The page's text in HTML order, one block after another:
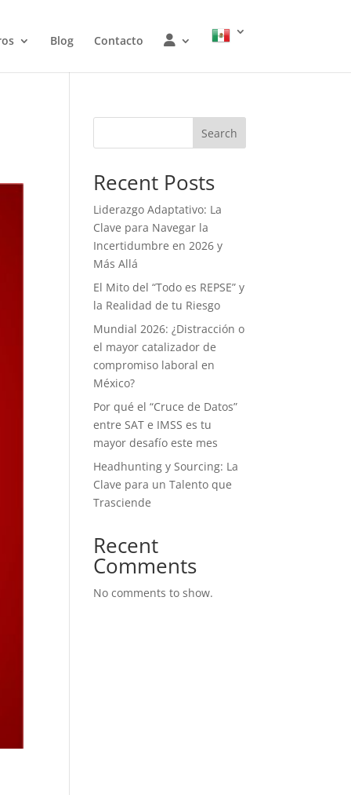
Blog Contacto W
O
Search
Recent Posts
Liderazgo Adaptativo: La
Clave para Navegar la
Incertidumbre en 2026 y
Más Allá
El Mito del “Todo es REPSE” y
la Realidad de tu Riesgo
Mundial 2026: ¿Distracción o
el mayor catalizador de
compromiso laboral en
México?
Por qué el “Cruce de Datos”
entre SAT e IMSS es tu
mayor desafío este mes
Headhunting y Sourcing: La
Clave para un Talento que
Trasciende
Recent
Comments
No comments to show.